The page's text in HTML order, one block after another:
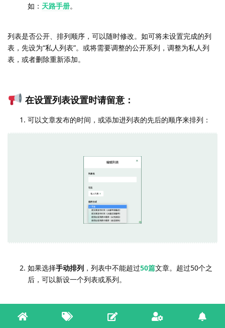
如： 天路手册。
列表是否公开、排列顺序，可以随时修改。如可将未设置完成的列
表，先设为“私人列表”。或将需要调整的公开系列，调整为私人列
表，或者删除重新添加。
在设置列表设置时请留意：
可以文章发布的时间，或添加进列表的先后的顺序来排列：
如果选择手动排列 ，列表中不能超过50篇文章。超过50个之
后，可以新设一个列表或系列。
设置好后，可以前往 个人主页 - 》 列表
，查看已经